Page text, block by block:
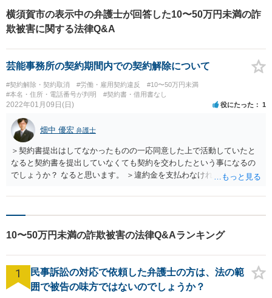
横須賀市の表示中の弁護士が回答した10〜50万円未満の詐
欺被害に関する法律Q&A
芸能事務所の契約期間内での契約解除について
#契約解除・契約取消 #労働・雇用契約違反
#10〜50万円未満
#本名・住所・電話番号が判明
#契約書・借用書なし
2022年01月09日(日) 役にたった 1
畑中 優宏 弁護士
＞契約書提出はしてなかったものの一応同意した上で活動していたと
なると契約書を提出していなくても契約を交わしたという事になるの
でしょうか？ なると思います。 ＞違約金を支払わなければ契約破棄出
れ続けるかもしれません。契約書の内容によりますが、一般的にも、
費用がかかりますから。
10〜50万円未満の詐欺被害の法律Q&Aランキング
1
民事訴訟の対応で依頼した弁護士の方は、法の範
囲で被告の味方ではないのでしょうか？